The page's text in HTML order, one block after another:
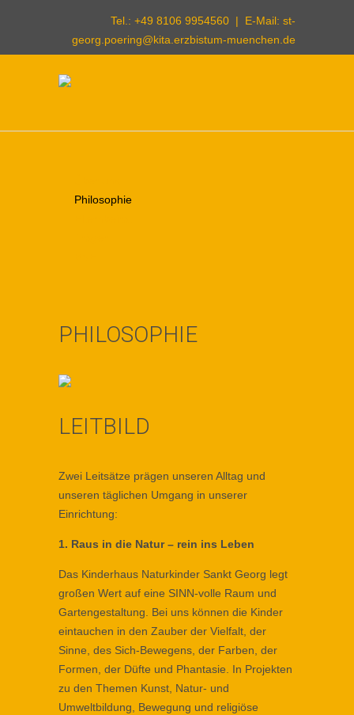
Tel.: +49 8106 9954560 | E-Mail: st-
georg.poering@kita.erzbistum-muenchen.de
Philosophie
PHILOSOPHIE
LEITBILD
Zwei Leitsätze prägen unseren Alltag und
unseren täglichen Umgang in unserer
Einrichtung:
1. Raus in die Natur – rein ins Leben
Das Kinderhaus Naturkinder Sankt Georg legt
großen Wert auf eine SINN-volle Raum und
Gartengestaltung. Bei uns können die Kinder
eintauchen in den Zauber der Vielfalt, der
Sinne, des Sich-Bewegens, der Farben, der
Formen, der Düfte und Phantasie. In Projekten
zu den Themen Kunst, Natur- und
Umweltbildung, Bewegung und religiöse